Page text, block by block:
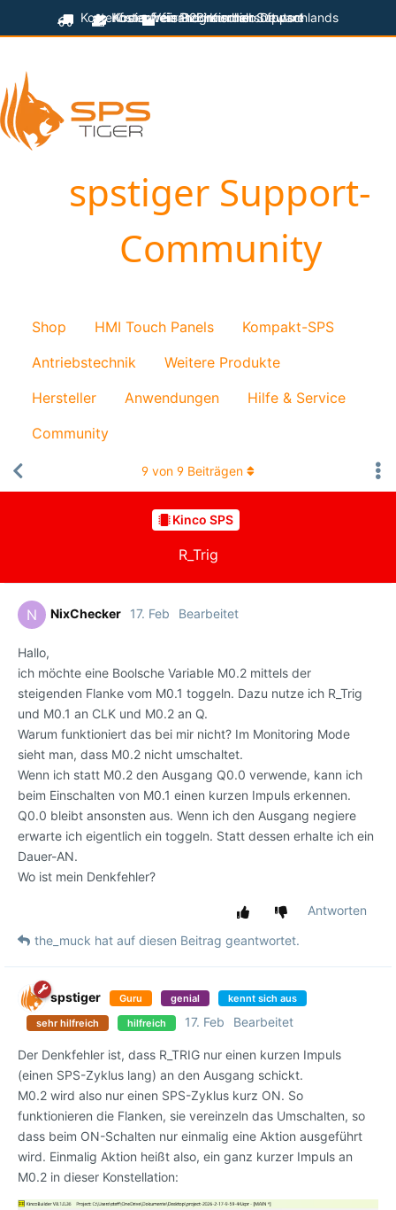
Kostenfreier technischer Support
Kostenfreier Versand innerhalb Deutschlands
Kostenfreie Programmiersoftware
für B2B-Kunden
spstiger Support-
Community
Shop HMI Touch Panels
Kompakt-SPS
Antriebstechnik
Weitere Produkte
Hersteller
Anwendungen
Hilfe & Service
Community
Kinco SPS
R_Trig
9 von 9 Beiträgen
N NixChecker 17. Feb Bearbeitet
Hallo,
ich möchte eine Boolsche Variable M0.2 mittels der
steigenden Flanke vom M0.1 toggeln. Dazu nutze ich R_Trig
und M0.1 an CLK und M0.2 an Q.
Warum funktioniert das bei mir nicht? Im Monitoring Mode
sieht man, dass M0.2 nicht umschaltet.
Wenn ich statt M0.2 den Ausgang Q0.0 verwende, kann ich
beim Einschalten von M0.1 einen kurzen Impuls erkennen.
Q0.0 bleibt ansonsten aus. Wenn ich den Ausgang negiere
erwarte ich eigentlich ein toggeln. Statt dessen erhalte ich ein
Dauer-AN.
Wo ist mein Denkfehler?
Antworten
the_muck hat auf diesen Beitrag geantwortet.
spstiger Guru genial kennt sich aus
sehr hilfreich hilfreich 17. Feb Bearbeitet
Der Denkfehler ist, dass R_TRIG nur einen kurzen Impuls
(einen SPS-Zyklus lang) an den Ausgang schickt.
M0.2 wird also nur einen SPS-Zyklus kurz ON. So
funktionieren die Flanken, sie vereinzeln das Umschalten, so
dass beim ON-Schalten nur einmalig eine Aktion ausgeführt
wird. Einmalig Aktion heißt also, ein ganz kurzer Impuls an
M0.2 in dieser Konstellation: